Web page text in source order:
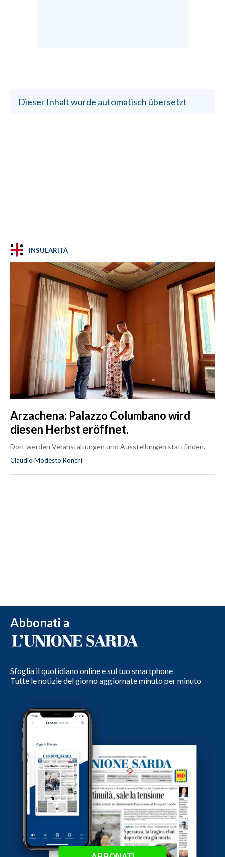
Dieser Inhalt wurde automatisch übersetzt
INSULARITÀ
Arzachena: Palazzo Columbano wird
diesen Herbst eröffnet.
Dort werden Veranstaltungen und Ausstellungen stattfinden.
Claudio Modesto Ronchi
Abbonati a
Sfoglia il quotidiano online e sul tuo smartphone
Tutte le notizie del giorno aggiornate minuto per minuto